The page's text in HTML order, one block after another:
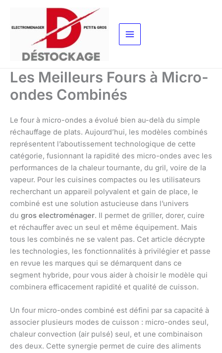
contenu
Les Meilleurs Fours à Micro-
ondes Combinés
Le four à micro-ondes a évolué bien au-delà du simple
réchauffage de plats. Aujourd’hui, les modèles combinés
représentent l’aboutissement technologique de cette
catégorie, fusionnant la rapidité des micro-ondes avec les
performances de la chaleur tournante, du gril, voire de la
vapeur. Pour les cuisines compactes ou les utilisateurs
recherchant un appareil polyvalent et gain de place, le
combiné est une solution astucieuse dans l’univers
du gros electroménager. Il permet de griller, dorer, cuire
et réchauffer avec un seul et même équipement. Mais
tous les combinés ne se valent pas. Cet article décrypte
les technologies, les fonctionnalités à privilégier et passe
en revue les marques qui se démarquent dans ce
segment hybride, pour vous aider à choisir le modèle qui
combinera efficacement rapidité et qualité de cuisson.
Un four micro-ondes combiné est défini par sa capacité à
associer plusieurs modes de cuisson : micro-ondes seul,
chaleur convection (air pulsé) seul, et une combinaison
des deux. Cette synergie permet de cuire des aliments